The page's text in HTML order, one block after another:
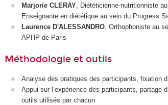
Marjorie CLERAY, Diététicienne-nutritionniste
Enseignante en diététique au sein du Progress
Laurence D'ALESSANDRO, Orthophoniste au
APHP de Paris
Méthodologie et outils
Analyse des pratiques des participants, fixation
Appui sur l’expérience des participants, partage
outils utilisés par chacun